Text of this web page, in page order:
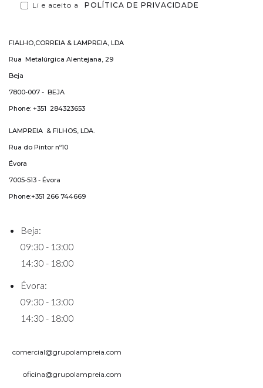
Li e aceito a POLÍTICA DE PRIVACIDADE
FIALHO,CORREIA & LAMPREIA, LDA
Rua Metalúrgica Alentejana, 29
Beja
7800-007 - BEJA
Phone: +351 284323653
LAMPREIA & FILHOS, LDA.
Rua do Pintor nº10
Évora
7005-513 - Évora
Phone:+351 266 744669
Beja:
09:30 - 13:00
14:30 - 18:00
Évora:
09:30 - 13:00
14:30 - 18:00
comercial@grupolampreia.com
oficina@grupolampreia.com